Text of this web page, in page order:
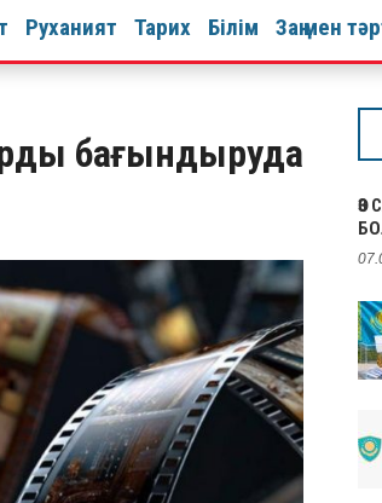
Руханият Тарих Білім Заң мен
бағындыруда
ӨЗ